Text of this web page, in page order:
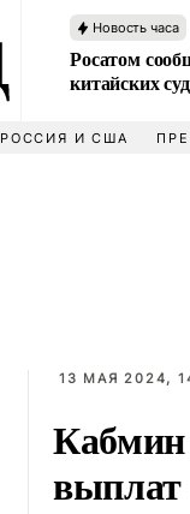
Новость часа
Росатом
китайских
РОССИЯ И США
13 МАЯ 2024,
Кабмин